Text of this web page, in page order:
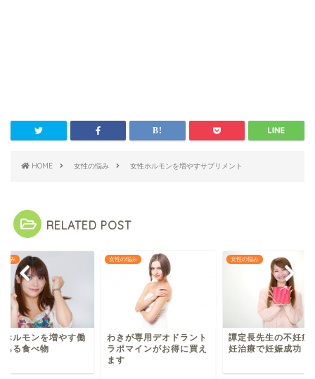
HOME 女性の悩み 女性ホルモンを増やすサプリメント
RELATED POST
悩み
ホルモンを増やす働
ある食べ物
女性の悩み
わきが専用デオドラント
ラポマインがお得に買え
ます
女性の悩み
譚定長先生の不妊症
妊治療で妊娠成功